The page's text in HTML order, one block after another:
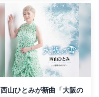
西山ひとみが新曲「大阪の